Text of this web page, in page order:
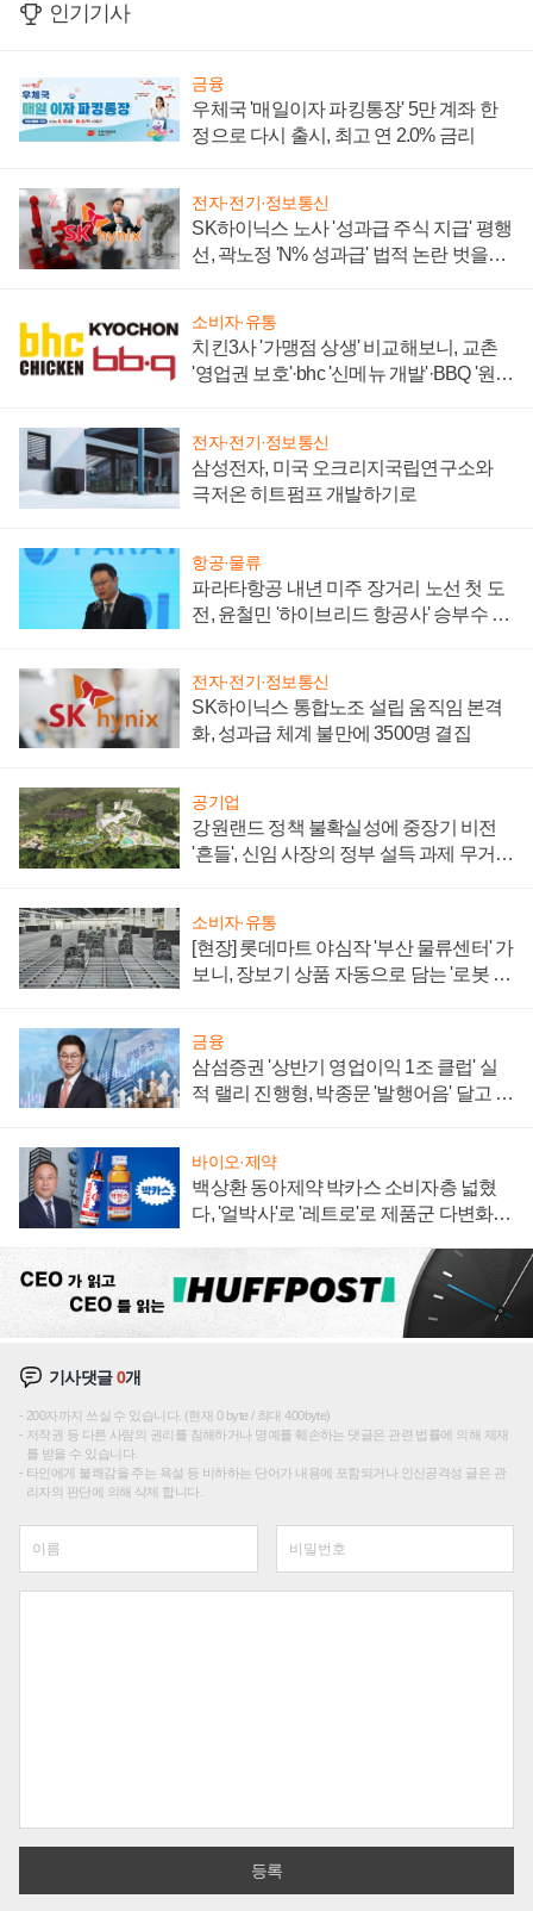
인기기사
금융
우체국 '매일이자 파킹통장' 5만 계좌 한
정으로 다시 출시, 최고 연 2.0% 금리
전자·전기·정보통신
SK하이닉스 노사 '성과급 주식 지급' 평행
선, 곽노정 'N% 성과급' 법적 논란 벗을지
소비자·유통
치킨3사 '가맹점 상생' 비교해보니, 교촌
'영업권 보호'·bhc '신메뉴 개발'·BBQ '원가
전자·전기·정보통신
삼성전자, 미국 오크리지국립연구소와
극저온 히트펌프 개발하기로
항공·물류
파라타항공 내년 미주 장거리 노선 첫 도
전, 윤철민 '하이브리드 항공사' 승부수 통
전자·전기·정보통신
SK하이닉스 통합노조 설립 움직임 본격
화, 성과급 체계 불만에 3500명 결집
공기업
강원랜드 정책 불확실성에 중장기 비전
'흔들', 신임 사장의 정부 설득 과제 무거워
소비자·유통
[현장] 롯데마트 야심작 '부산 물류센터' 가
보니, 장보기 상품 자동으로 담는 '로봇 40
금융
삼섬증권 '상반기 영업이익 1조 클럽' 실
적 랠리 진행형, 박종문 '발행어음' 달고 연
바이오·제약
백상환 동아제약 박카스 소비자층 넓혔
다, '얼박사'로 '레트로'로 제품군 다변화
기사댓글0개
200자까지 쓰실 수 있습니다. (현재 0 byte / 최대 400byte)
저작권 등 다른 사람의 권리를 침해하거나 명예를 훼손하는 댓글은 관련 법률에 의해 제재
를 받을 수 있습니다.
타인에게 불쾌감을 주는 욕설 등 비하하는 단어가 내용에 포함되거나 인신공격성 글은 관
리자의 판단에 의해 삭제 합니다.